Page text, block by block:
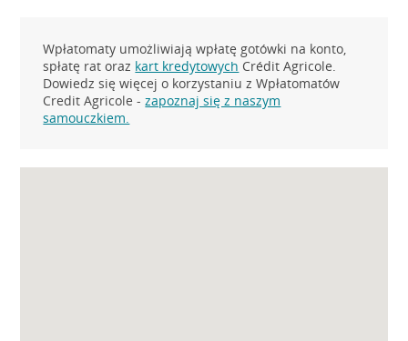
Wpłatomaty umożliwiają wpłatę gotówki na konto,
spłatę rat oraz kart kredytowych Crédit Agricole.
Dowiedz się więcej o korzystaniu z Wpłatomatów
Credit Agricole -zapoznaj się z naszym
samouczkiem.